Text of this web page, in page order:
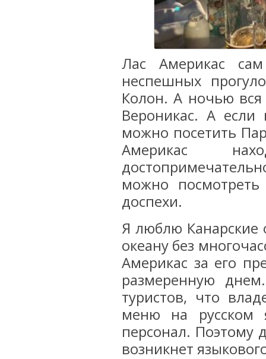
Лас Америкас
неспешных
Колон. А ночью вся
Вероникас. А если
можно посетить
Америкас
можно
доспехи.
Я люблю Канарские
океану без
Америкас за его
размеренную
туристов, что
меню на русском
персонал. Поэтому
возникнет